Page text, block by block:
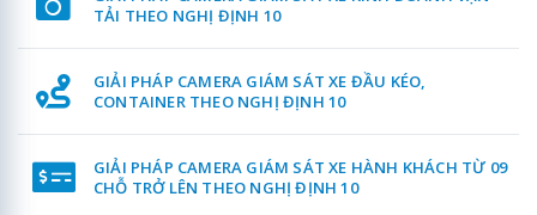
TẢI THEO NGHỊ ĐỊNH 10
GIẢI PHÁP CAMERA GIÁM SÁT XE ĐẦU KÉO,
CONTAINER THEO NGHỊ ĐỊNH 10
GIẢI PHÁP CAMERA GIÁM SÁT XE HÀNH KHÁCH TỪ 09
CHỖ TRỞ LÊN THEO NGHỊ ĐỊNH 10